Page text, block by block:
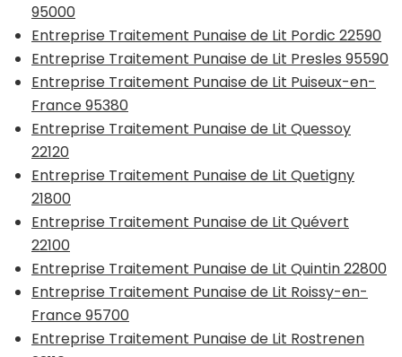
95000
Entreprise Traitement Punaise de Lit Pordic 22590
Entreprise Traitement Punaise de Lit Presles 95590
Entreprise Traitement Punaise de Lit Puiseux-en-
France 95380
Entreprise Traitement Punaise de Lit Quessoy
22120
Entreprise Traitement Punaise de Lit Quetigny
21800
Entreprise Traitement Punaise de Lit Quévert
22100
Entreprise Traitement Punaise de Lit Quintin 22800
Entreprise Traitement Punaise de Lit Roissy-en-
France 95700
Entreprise Traitement Punaise de Lit Rostrenen